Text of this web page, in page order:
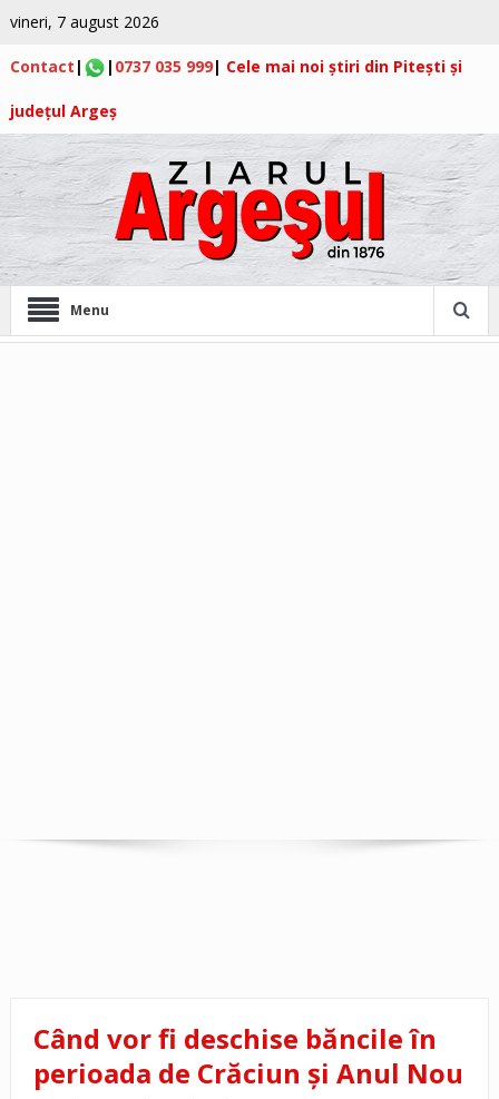
vineri, 7 august 2026
Contact | | 0737 035 999| Cele mai noi știri din Pitești și
județul Argeș
Menu
Când vor fi deschise băncile în
perioada de Crăciun și Anul Nou